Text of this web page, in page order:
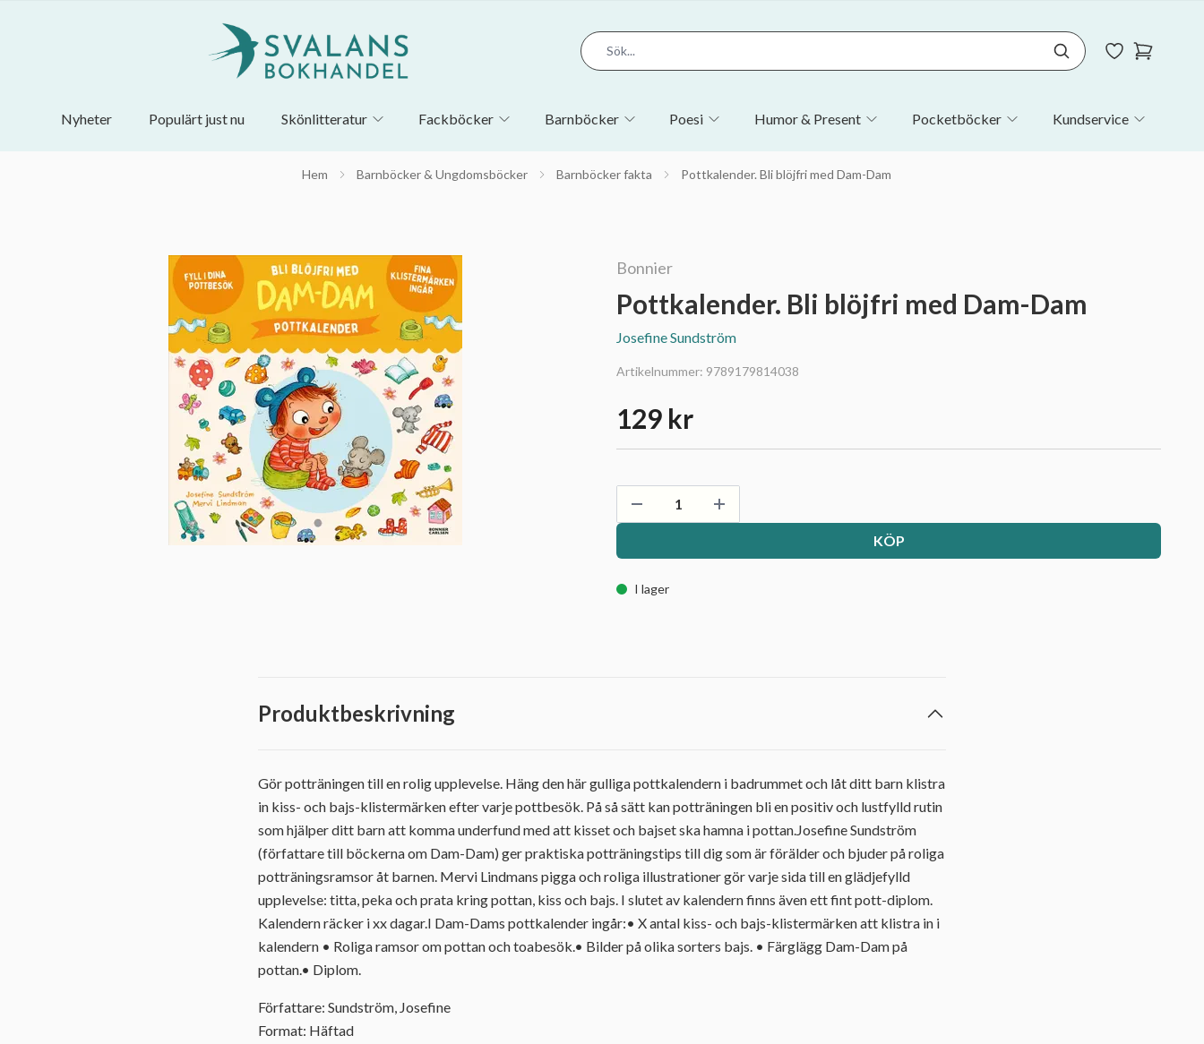
Nyheter Populärt just nu Skönlitteratur Fackböcker Barnböcker Poesi Humor & Present Pocketböcker Kundservice
Hem Barnböcker & Ungdomsböcker Barnböcker fakta Pottkalender. Bli blöjfri med Dam-Dam
Bonnier
Pottkalender. Bli blöjfri med Dam-Dam
Josefine Sundström
Artikelnummer: 9789179814038
129 kr
KÖP
I lager
Produktbeskrivning
Gör potträningen till en rolig upplevelse. Häng den här gulliga pottkalendern i badrummet och låt ditt barn klistra
in kiss- och bajs-klistermärken efter varje pottbesök. På så sätt kan potträningen bli en positiv och lustfylld rutin
som hjälper ditt barn att komma underfund med att kisset och bajset ska hamna i pottan.Josefine Sundström
(författare till böckerna om Dam-Dam) ger praktiska potträningstips till dig som är förälder och bjuder på roliga
potträningsramsor åt barnen. Mervi Lindmans pigga och roliga illustrationer gör varje sida till en glädjefylld
upplevelse: titta, peka och prata kring pottan, kiss och bajs. I slutet av kalendern finns även ett fint pott-diplom.
Kalendern räcker i xx dagar.I Dam-Dams pottkalender ingår:• X antal kiss- och bajs-klistermärken att klistra in i
kalendern • Roliga ramsor om pottan och toabesök.• Bilder på olika sorters bajs. • Färglägg Dam-Dam på
pottan.• Diplom.
Författare: Sundström, Josefine
Format: Häftad